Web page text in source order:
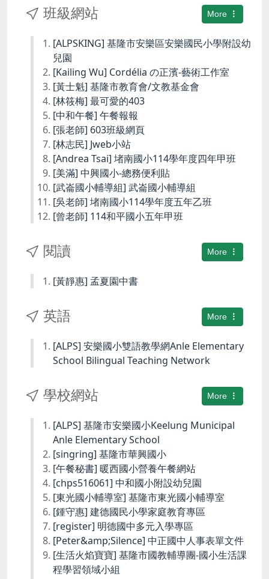
More
班級網站
[ALPSKING] 基隆市安樂區安樂國民小學附設幼
兒園
[Kailing Wu] Cordélia の正濱-藝術工作室
[黃士魁] 基隆市教育會/文教基金會
[林筱梅] 最可愛的403
[中和午餐] 午餐報報
[張老師] 603班級網頁
[林志民] Jweb小站
[Andrea Tsai] 堵南國小114學年度四年甲班
[美滿] 中興國小-總務便利貼
[武崙國小輔導組] 武崙國小輔導組
[吳老師] 堵南國小114學年度五年乙班
[曾老師] 114和平國小五年甲班
More
閱讀
[黃靜惠] 孟夏園中書
More
英語
[ALPS] 安樂國小雙語教學網Anle Elementary
School Bilingual Teaching Network
More
學校網站
[ALPS] 基隆市安樂國小Keelung Municipal
Anle Elementary School
[singring] 基隆市華興國小
[午餐秘書] 暖西國小營養午餐網站
[chps516061] 中和國小附設幼兒園
[東光國小輔導室] 基隆市東光國小輔導室
[鍾守惠] 建德國民小學家庭教育專區
[register] 明德國中多元入學專區
[Peter&amp;Silence] 中正國中人事表單文件
[生活火焰寶寶] 基隆市國教輔導團-國小生活課
程學習領域小組